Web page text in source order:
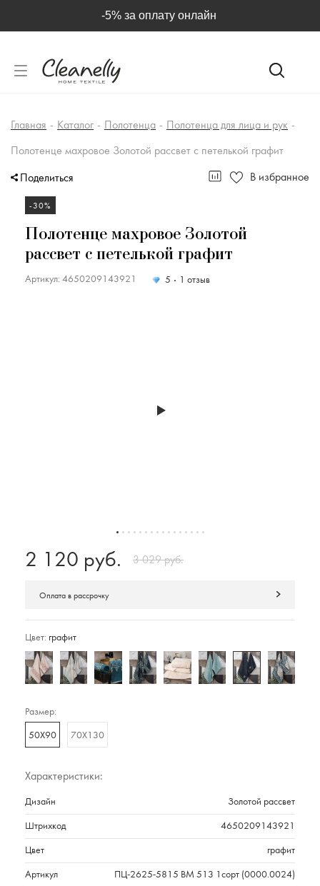
-5% за оплату онлайн
Главная - Каталог - Полотенца - Полотенца для лица и рук -
Полотенце махровое Золотой рассвет с петелькой графит
Поделиться В избранное
-30%
Полотенце махровое Золотой
рассвет с петелькой графит
Артикул: 4650209143921 5 1 отзыв
2 120 руб. 3 029 руб.
Оплата в рассрочку
Цвет: графит
Размер:
50Х90 70Х130
Характеристики:
Дизайн Золотой рассвет
Штрихкод 4650209143921
Цвет графит
Артикул ПЦ-2625-5815 ВМ 513 1сорт (0000.0024)